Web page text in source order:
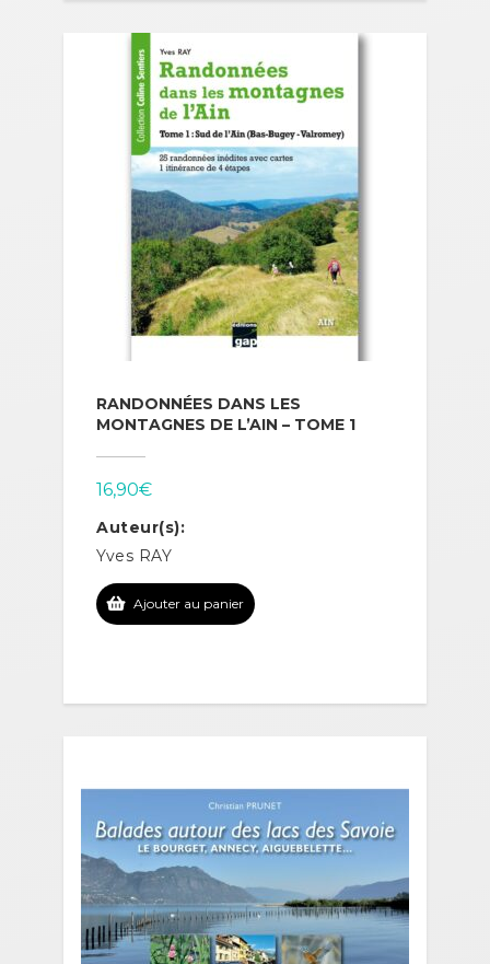
RANDONNÉES DANS LES
MONTAGNES DE L’AIN – TOME 1
16,90€
Auteur(s):
Yves RAY
Ajouter au panier